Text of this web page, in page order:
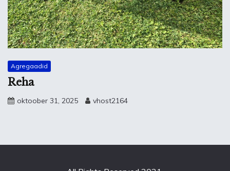
Agregaadid
Reha
oktoober 31, 2025 vhost2164